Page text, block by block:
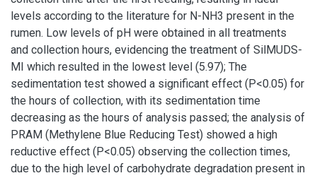
levels according to the literature for N-NH3 present in the
rumen. Low levels of pH were obtained in all treatments
and collection hours, evidencing the treatment of SilMUDS-
MI which resulted in the lowest level (5.97); The
sedimentation test showed a significant effect (P<0.05) for
the hours of collection, with its sedimentation time
decreasing as the hours of analysis passed; the analysis of
PRAM (Methylene Blue Reducing Test) showed a high
reductive effect (P<0.05) observing the collection times,
due to the high level of carbohydrate degradation present in